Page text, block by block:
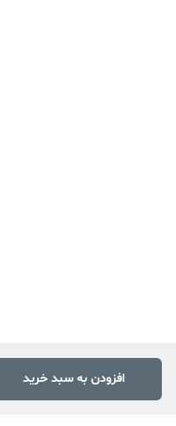
افزودن به سبد خرید